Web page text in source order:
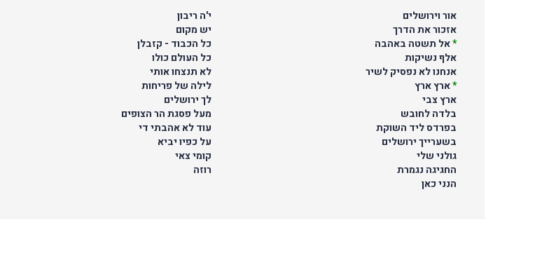
י'ה ריבון
יש מקום
כל הכבוד - קזבלן
כל העולם כולו
לא תנצחו אותי
לילה של פריחות
לך ירושלים
מעל פסגת הר הצופים
עוד לא אהבתי די
על כפיו יביא
קומי צאי
רוזה
אור וירושלים
אזכור את הדרך
*אל תשטה באהבה
אלף נשיקות
אנחנו לא נפסיק לשיר
*ארץ ארץ
ארץ צבי
בלדה לחובש
בפרדס ליד השוקת
בשערייך ירושלים
גולני שלי
החגיגה נגמרת
הנני כאן